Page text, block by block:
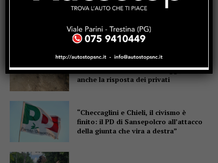
Monte Santa Maria Tiberina: incendio
Marcignano, il sindaco ringrazia i
soccorritori
San Giustino, pulizia straordinaria di
fossi e canali: Simone Selvaggi, bene
anche la risposta dei privati
“Checcaglini e Chieli, il civismo è
finito: il PD di Sansepolcro all’attacco
della giunta che vira a destra”